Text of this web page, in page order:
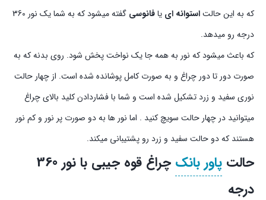
که به این حالتاستوانه ای یافانوسی
گفته میشود که به شما یک نور 360
درجه رو میدهد.
که باعث میشود که نور به همه جا یک نواخت پخش شود. روی بدنه که به
صورت دور تا دور چراغ و به صورت کامل پوشانده شده است. از چهار حالت
نوری سفید و زرد تشکیل شده است و شما با فشاردادن کلید بالای چراغ
میتوانید در چهار حالت سویچ کنید . اما نور ها به دو صورت پر نور و کم نور
هستند که دو حالت سفید و زرد رو پشتیبانی میکند.
حالت پاور بانک
چراغ قوه جیبی با نور 360
درجه